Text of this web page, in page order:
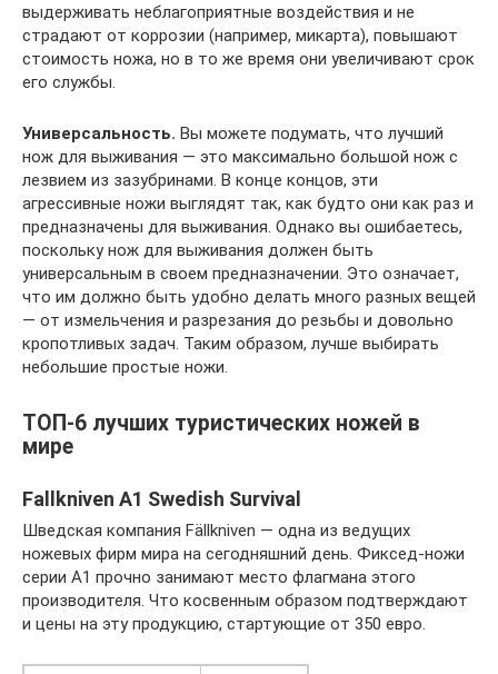
выдерживать неблагоприятные воздействия и не
страдают от коррозии (например, микарта), повышают
стоимость ножа, но в то же время они увеличивают срок
его службы.
Универсальность. Вы можете подумать, что лучший
нож для выживания — это максимально большой нож с
лезвием из зазубринами. В конце концов, эти
агрессивные ножи выглядят так, как будто они как раз и
предназначены для выживания. Однако вы ошибаетесь,
поскольку нож для выживания должен быть
универсальным в своем предназначении. Это означает,
что им должно быть удобно делать много разных вещей
— от измельчения и разрезания до резьбы и довольно
кропотливых задач. Таким образом, лучше выбирать
небольшие простые ножи.
ТОП-6 лучших туристических ножей в
мире
Fallkniven A1 Swedish Survival
Шведская компания Fällknivеn — одна из ведущих
ножевых фирм мира на сегодняшний день. Фиксед-ножи
серии А1 прочно занимают место флагмана этого
производителя. Что косвенным образом подтверждают
и цены на эту продукцию, стартующие от 350 евро.